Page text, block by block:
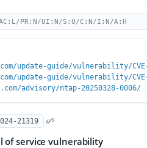
PR:N/UI:N/S:U/C:N/I:N/A:H
update-guide/vulnerability/CVE-
update-guide/vulnerability/CVE-
advisory/ntap-20250328-0006/
21319
of service vulnerability